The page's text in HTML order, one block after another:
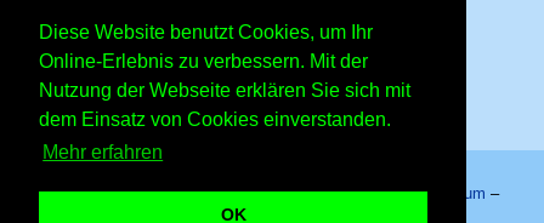
Diese Website benutzt Cookies, um Ihr
Online-Erlebnis zu verbessern. Mit der
Nutzung der Webseite erklären Sie sich mit
dem Einsatz von Cookies einverstanden.
Mehr erfahren
OK
Konzerte
Kinostarts
Festivals
Fußball
Comedy
Shows
Zeitumstellung
Sternzeichen
Schalttage
Messen
Erinnerungen
Volksfeste
Startseite–Kalender–Lexikon–App–Sitemap–Impressum –
Datenschutzhinweis